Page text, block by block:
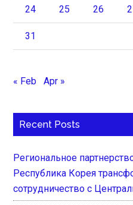
24 25 26
31
« Feb Apr »
Recent Posts
Региональное
Республика Корея
сотрудничество с